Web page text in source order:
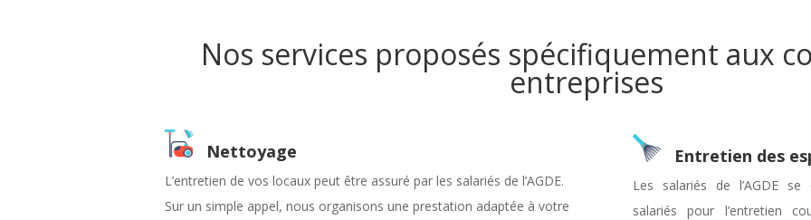
Nos services proposés spécifiquement aux
entreprises
Nettoyage
L’entretien de vos locaux peut être assuré par les salariés de l’AGDE.
Sur un simple appel, nous organisons une prestation adaptée à votre
Entretien des
Les salariés de l’AGDE
salariés pour l’entretien